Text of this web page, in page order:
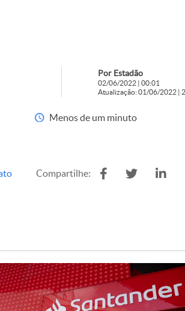
Por Estadão
02/06/2022 | 00:01
Atualização: 01/06/2022 |
Menos de um minuto
Compartilhe: